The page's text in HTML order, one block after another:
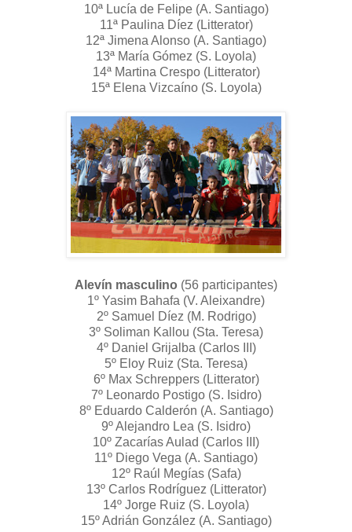
10ª Lucía de Felipe (A. Santiago)
11ª Paulina Díez (Litterator)
12ª Jimena Alonso (A. Santiago)
13ª María Gómez (S. Loyola)
14ª Martina Crespo (Litterator)
15ª Elena Vizcaíno (S. Loyola)
Alevín masculino (56 participantes)
1º Yasim Bahafa (V. Aleixandre)
2º Samuel Díez (M. Rodrigo)
3º Soliman Kallou (Sta. Teresa)
4º Daniel Grijalba (Carlos III)
5º Eloy Ruiz (Sta. Teresa)
6º Max Schreppers (Litterator)
7º Leonardo Postigo (S. Isidro)
8º Eduardo Calderón (A. Santiago)
9º Alejandro Lea (S. Isidro)
10º Zacarías Aulad (Carlos III)
11º Diego Vega (A. Santiago)
12º Raúl Megías (Safa)
13º Carlos Rodríguez (Litterator)
14º Jorge Ruiz (S. Loyola)
15º Adrián González (A. Santiago)